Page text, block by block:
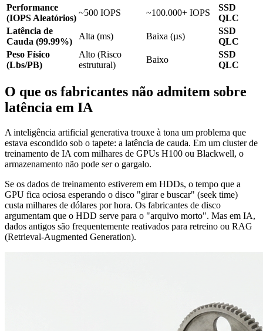
Performance
(IOPS Aleatórios)
~500 IOPS ~100.000+ IOPS
SSD
QLC
Latência de
Cauda (99.99%)
Alta (ms) Baixa (µs)
SSD
QLC
Peso Físico
(Lbs/PB)
Alto (Risco
estrutural)
Baixo
SSD
QLC
O que os fabricantes não admitem sobre
latência em IA
A inteligência artificial generativa trouxe à tona um problema que
estava escondido sob o tapete: a latência de cauda. Em um cluster de
treinamento de IA com milhares de GPUs H100 ou Blackwell, o
armazenamento não pode ser o gargalo.
Se os dados de treinamento estiverem em HDDs, o tempo que a
GPU fica ociosa esperando o disco "girar e buscar" (seek time)
custa milhares de dólares por hora. Os fabricantes de disco
argumentam que o HDD serve para o "arquivo morto". Mas em IA,
dados antigos são frequentemente reativados para retreino ou RAG
(Retrieval-Augmented Generation).